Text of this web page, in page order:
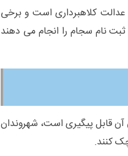
کلاهبرداری است و برخی
نام سجام را انجام می دهند
قابل پیگیری است، شهروندان
کنند.